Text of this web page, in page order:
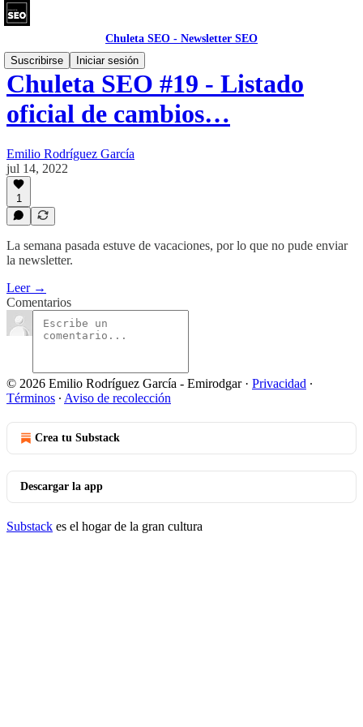
Chuleta SEO - Newsletter SEO
Suscribirse
Iniciar sesión
Chuleta SEO #19 - Listado
oficial de cambios…
Emilio Rodríguez García
jul 14, 2022
1
La semana pasada estuve de vacaciones, por lo que no pude enviar
la newsletter.
Leer →
Comentarios
© 2026 Emilio Rodríguez García - Emirodgar· Privacidad ∙
Términos ∙ Aviso de recolección
Crea tu Substack
Descargar la app
Substack es el hogar de la gran cultura